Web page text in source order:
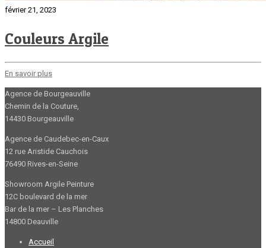
février 21, 2023
Couleurs Argile
En savoir plus
Agence de Bourgeauville
Chemin de la Couture,
14430 Bourgeauville
Agence de Caudebec-en-Caux
12 rue Aristide Cauchois
76490 Rives-en-Seine
Showroom Argile Peinture
12C boulevard de la mer
Bar de la mer – Les Planches
14800 Deauville
Accueil